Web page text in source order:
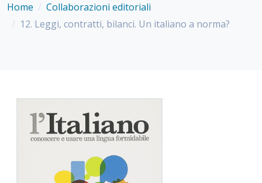
Home
Collaborazioni editoriali
12. Leggi, contratti, bilanci. Un italiano a norma?